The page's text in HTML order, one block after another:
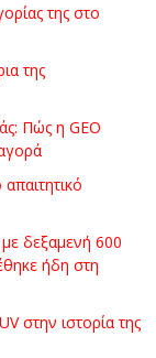
της στο
της
Πώς η GEO
δεξαμενή 600
ήδη στη
στην ιστορία της